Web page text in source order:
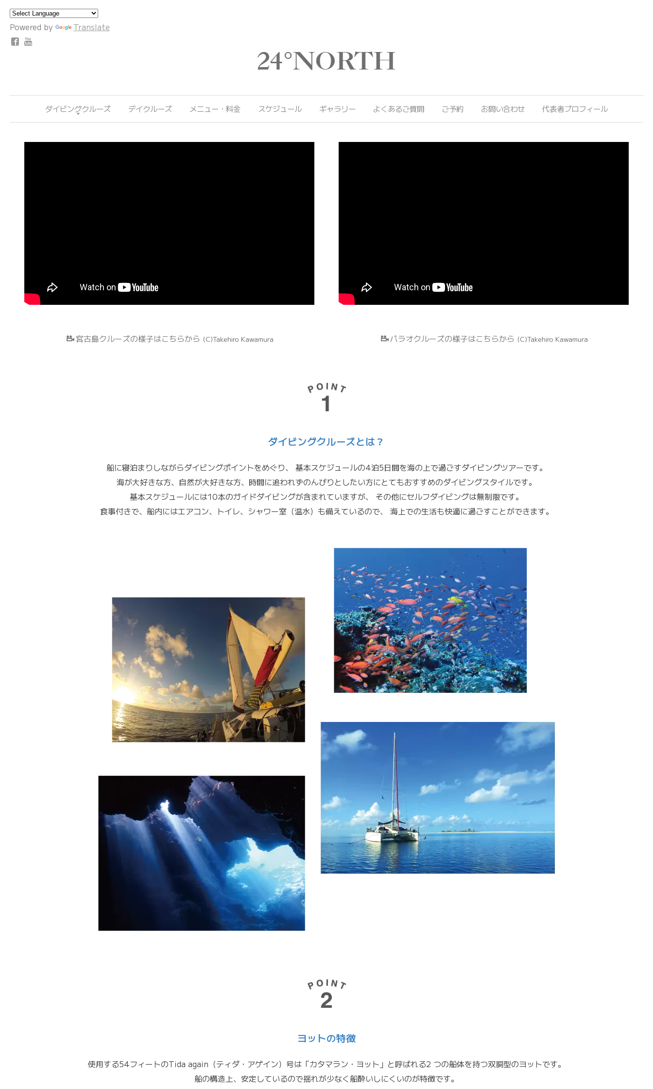
Powered by Translate
ダイビングクルーズ デイクルーズ メニュー・料金 スケジュール ギャラリー よくあるご質問 ご予約 お問い合わせ 代表者プロフィール
宮古島クルーズの様子はこちらから (C)Takehiro Kawamura パラオクルーズの様子はこちらから (C)Takehiro Kawamura
ダイビングクルーズとは？
船に寝泊まりしながらダイビングポイントをめぐり、
基本スケジュールの4泊5日間を海の上で過ごすダイビングツアーです。
海が大好きな方、自然が大好きな方、時間に追われずのんびりとしたい方にとてもおすすめのダイビングスタイルです。
基本スケジュールには10本のガイドダイビングが含まれていますが、
その他にセルフダイビングは無制限です。
食事付きで、船内にはエアコン、トイレ、シャワー室（温水）も備えているので、
海上での生活も快適に過ごすことができます。
ヨットの特徴
使用する54フィートのTida again（ティダ・アゲイン）号は「カタマラン・ヨット」と呼ばれる2 つの船体を持つ双胴型のヨットです。
船の構造上、安定しているので揺れが少なく船酔いしにくいのが特徴です。